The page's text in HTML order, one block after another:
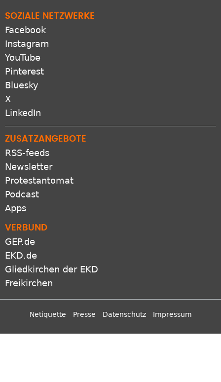
SOZIALE NETZWERKE
Facebook
Instagram
YouTube
Pinterest
Bluesky
X
ZUSATZANGEBOTE
RSS-feeds
Newsletter
Protestantomat
Podcast
VERBUND
GEP.de
EKD.de
Gliedkirchen der EKD